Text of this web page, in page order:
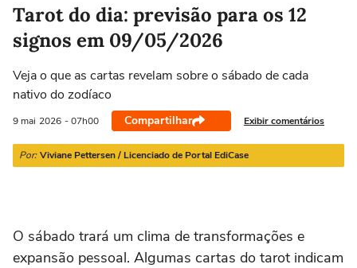
Selecione o signo para ver as notícias
Áries
21/03 a 20/04
Touro
21/04 a 20/05
Gêmeos Câncer
Tarot do dia: previsão para os 12
signos em 09/05/2026
Veja o que as cartas revelam sobre o sábado de cada
nativo do zodíaco
9 mai 2026 - 07h00 Compartilhar Exibir comentários
Por: Viviane Pettersen / Licenciado de Portal EdiCase
O sábado trará um clima de transformações e
expansão pessoal. Algumas cartas do tarot indicam